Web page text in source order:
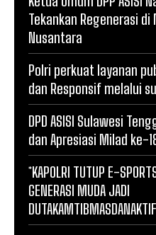
Tekankan Regenerasi di
Nusantara
Polri perkuat layanan
dan Responsif melalui
DPD ASISI Sulawesi
dan Apresiasi Milad ke-
*KAPOLRI TUTUP E-
GENERASI MUDA JADI